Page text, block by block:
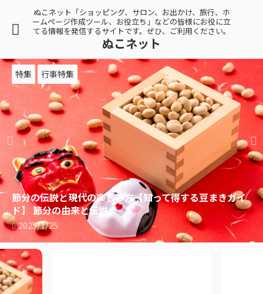
ぬこネット「ショッピング、サロン、お出かけ、旅行、ホ
ームページ作成ツール、お役立ち」などの皆様にお役に立
てる情報を発信するサイトです。ぜひ、ご利用ください。
ぬこネット
きガイ
ショッピング 特集 行事特集 食品
バレンタイン特集！最高のプレゼントアイデ
【2025年版】
2025/1/13